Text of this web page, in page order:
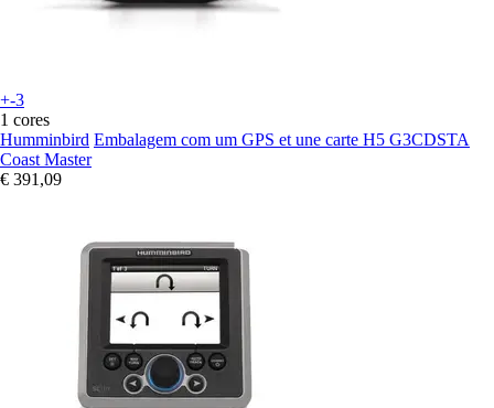
+-3
1 cores
Humminbird Embalagem com um GPS et une carte H5 G3CDSTA
Coast Master
€ 391,09